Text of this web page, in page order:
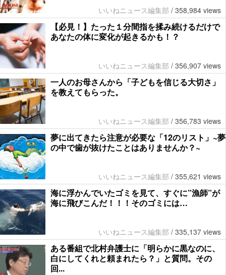
いいねニュース編集部 / 358,984 views
【必見！】たった１分間指を揉み続けるだけで
あなたの体に変化が起きるかも！？
いいねニュース編集部 / 356,907 views
一人のお母さんから「子どもを信じる大切さ」
を教えてもらった。
いいねニュース編集部 / 356,783 views
夢に出てきたら注意が必要な「12のリスト」~夢
の中で歯が抜けたことはありませんか？~
いいねニュース編集部 / 355,621 views
海に浮かんでいたゴミを見て、すぐに”漁師”が
海に飛びこんだ！！！そのゴミには…
いいねニュース編集部 / 335,137 views
ある番組で北村弁護士に「明らかに黒なのに、
白にしてくれと頼まれたら？」と質問。その
回...